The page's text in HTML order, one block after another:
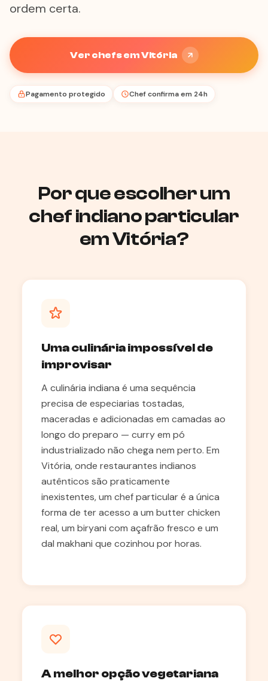
ordem certa.
Ver chefs em Vitória
Pagamento protegido Chef confirma em 24h
Por que escolher um
chef indiano particular
em Vitória?
Uma culinária impossível de
improvisar
A culinária indiana é uma sequência
precisa de especiarias tostadas,
maceradas e adicionadas em camadas ao
longo do preparo — curry em pó
industrializado não chega nem perto. Em
Vitória, onde restaurantes indianos
autênticos são praticamente
inexistentes, um chef particular é a única
forma de ter acesso a um butter chicken
real, um biryani com açafrão fresco e um
dal makhani que cozinhou por horas.
A melhor opção vegetariana